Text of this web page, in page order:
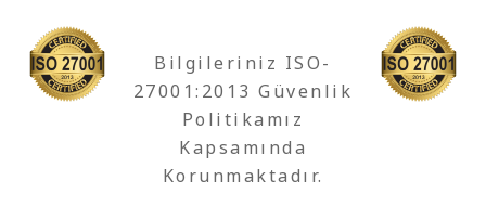
Bilgileriniz ISO-
27001:2013 Güvenlik
Politikamız
Kapsamında
Korunmaktadır.